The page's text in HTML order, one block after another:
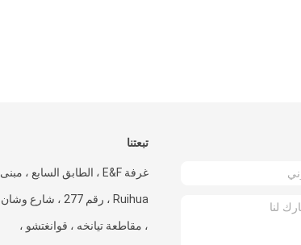
تبعتنا
غرفة E&F ، الطابق السابع ، مبنى
Ruihua ، رقم 277 ، شارع وشان
، مقاطعة تيانخه ، قوانغتشو ،